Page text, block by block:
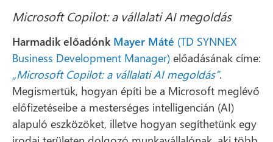
Microsoft Copilot: a vállalati AI megoldás
Harmadik előadónk Mayer Máté (TD SYNNEX
Business Development Manager) előadásának címe:
„Microsoft Copilot: a vállalati AI megoldás”.
Megismertük, hogyan építi be a Microsoft meglévő
előfizetéseibe a mesterséges intelligencián (AI)
alapuló eszközöket, illetve hogyan segíthetünk egy